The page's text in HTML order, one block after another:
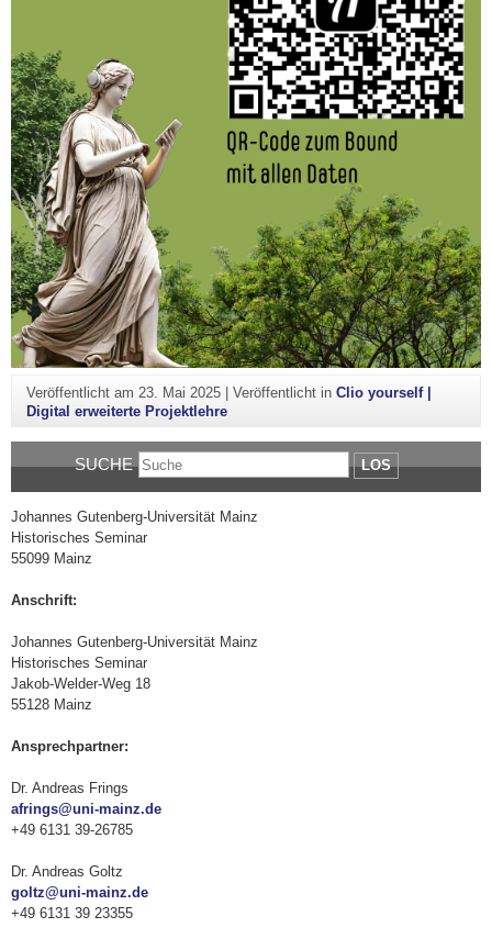
Veröffentlicht am 23. Mai 2025| Veröffentlicht in Clio yourself |
Digital erweiterte Projektlehre
SUCHE LOS
Johannes Gutenberg-Universität Mainz
Historisches Seminar
55099 Mainz
Anschrift:
Johannes Gutenberg-Universität Mainz
Historisches Seminar
Jakob-Welder-Weg 18
55128 Mainz
Ansprechpartner:
Dr. Andreas Frings
afrings@uni-mainz.de
+49 6131 39-26785
Dr. Andreas Goltz
goltz@uni-mainz.de
+49 6131 39 23355